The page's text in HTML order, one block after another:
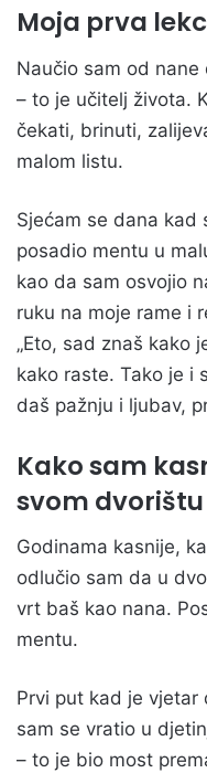
Moja prva
Naučio sam od
– to je učitelj života.
čekati, brinuti,
malom listu.
Sjećam se dana kad
posadio mentu u
kao da sam osvojio
ruku na moje rame i
„Eto, sad znaš kako
kako raste. Tako je i
daš pažnju i ljubav,
Kako sam
svom dvorištu
Godinama kasnije,
odlučio sam da u
vrt baš kao nana.
mentu.
Prvi put kad je vjetar
sam se vratio u
– to je bio most